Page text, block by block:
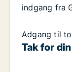
indgang fra
Adgang til
Tak for